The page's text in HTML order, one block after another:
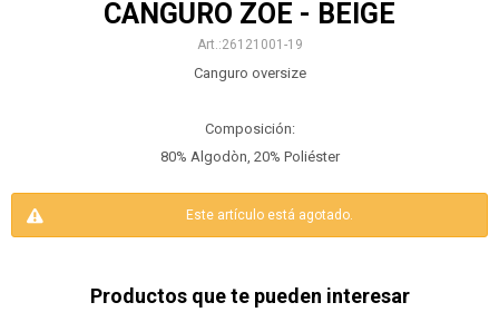
CANGURO ZOE - BEIGE
26121001-19
Canguro oversize
Composición:
80% Algodòn, 20% Poliéster
Este artículo está agotado.
Productos que te pueden interesar